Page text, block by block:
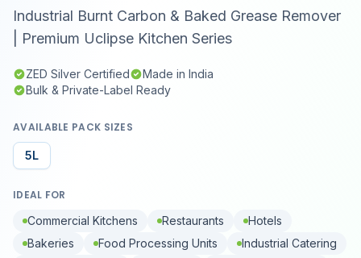
Industrial Burnt Carbon & Baked Grease Remover
| Premium Uclipse Kitchen Series
ZED Silver Certified
Made in India
Bulk & Private-Label Ready
AVAILABLE PACK SIZES
5L
IDEAL FOR
Commercial Kitchens
Restaurants
Hotels
Bakeries
Food Processing Units
Industrial Catering